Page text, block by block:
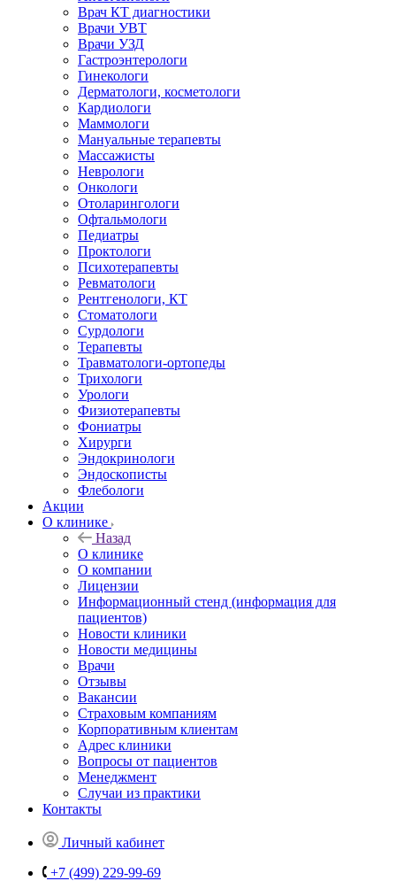
Врач КТ диагностики
Врачи УВТ
Врачи УЗД
Гастроэнтерологи
Гинекологи
Дерматологи, косметологи
Кардиологи
Маммологи
Мануальные терапевты
Массажисты
Неврологи
Онкологи
Отоларингологи
Офтальмологи
Педиатры
Проктологи
Психотерапевты
Ревматологи
Рентгенологи, КТ
Стоматологи
Сурдологи
Терапевты
Травматологи-ортопеды
Трихологи
Урологи
Физиотерапевты
Фониатры
Хирурги
Эндокринологи
Эндоскописты
Флебологи
Акции
О клинике
Назад
О клинике
О компании
Лицензии
Информационный стенд (информация для
пациентов)
Новости клиники
Новости медицины
Врачи
Отзывы
Вакансии
Страховым компаниям
Корпоративным клиентам
Адрес клиники
Вопросы от пациентов
Менеджмент
Случаи из практики
Контакты
Личный кабинет
+7 (499) 229-99-69